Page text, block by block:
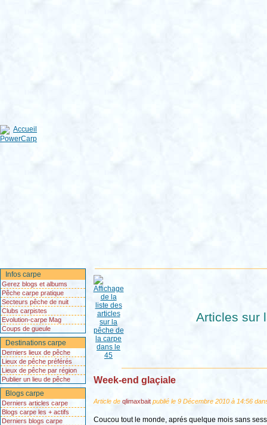
Infos carpe
Gerez blogs et albums
Pêche carpe pratique
Secteurs pêche de nuit
Clubs carpistes
Evolution-carpe Mag
Coups de gueule
Destinations carpe
Derniers lieux de pêche
Lieux de pêche préférés
Lieux de pêche par région
Publier un lieu de pêche
Blogs carpe
Derniers articles carpe
Blogs carpe les + actifs
Derniers blogs carpe
Articles sur
Week-end glaçiale
Article de qlimaxbaitpublié le 9 Décembre 2010 à 14:56
Coucou tout le monde, aprés quelque mois sans